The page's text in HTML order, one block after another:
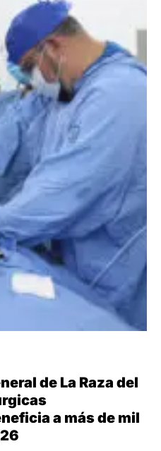
de La Raza del
a más de mil